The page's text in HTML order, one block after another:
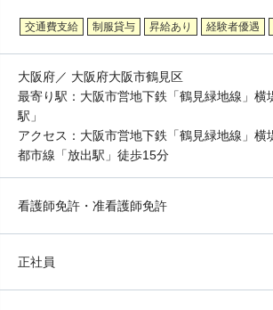
交通費支給 制服貸与 昇給あり 経験者優遇
大阪府／ 大阪府大阪市鶴見区
最寄り駅：大阪市営地下鉄「鶴見緑地線」横
駅」
アクセス：大阪市営地下鉄「鶴見緑地線」
都市線「放出駅」徒歩15分
看護師免許・准看護師免許
正社員